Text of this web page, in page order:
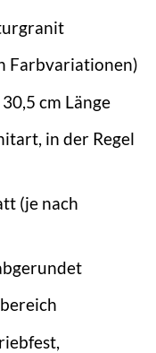
Farbvariationen)
cm Länge
in der Regel
(je nach